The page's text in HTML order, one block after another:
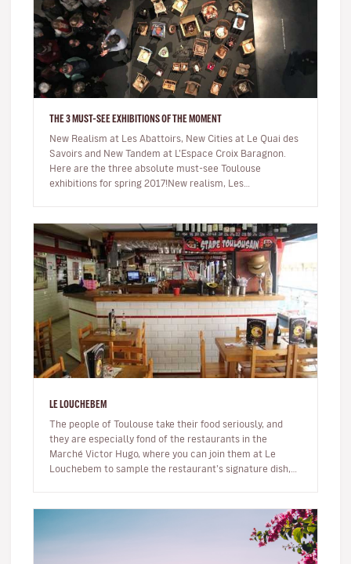
THE 3 MUST-SEE EXHIBITIONS OF THE MOMENT
New Realism at Les Abattoirs, New Cities at Le Quai des
Savoirs and New Tandem at L’Espace Croix Baragnon.
Here are the three absolute must-see Toulouse
exhibitions for spring 2017!New realism, Les
LE LOUCHEBEM
The people of Toulouse take their food seriously, and
they are especially fond of the restaurants in the
Marché Victor Hugo, where you can join them at Le
Louchebem to sample the restaurant’s signature dish,